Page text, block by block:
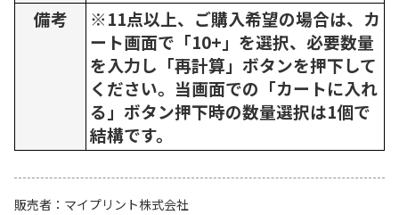
備考
※11点以上、ご購入希望の場合は、カ
ート画面で「10+」を選択、必要数量
を入力し「再計算」ボタンを押下して
ください。当画面での「カートに入れ
る」ボタン押下時の数量選択は1個で
結構です。
販売者
マイプリント株式会社